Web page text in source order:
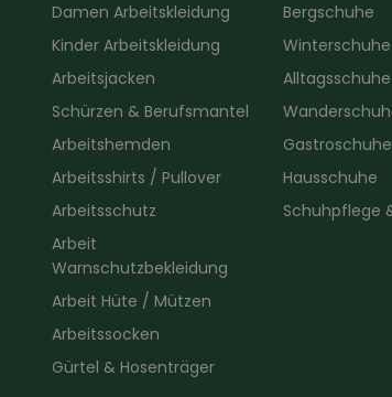
Damen Arbeitskleidung
Kinder Arbeitskleidung
Arbeitsjacken
Schürzen & Berufsmantel
Arbeitshemden
Arbeitsshirts / Pullover
Arbeitsschutz
Arbeit
Warnschutzbekleidung
Arbeit Hüte / Mützen
Arbeitssocken
Gürtel & Hosenträger
Bergschuhe
Winterschuhe
Alltagsschuhe
Gastroschuhe
Hausschuhe
Schuhpflege